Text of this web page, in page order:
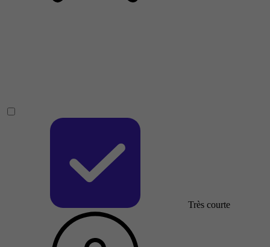
Très courte